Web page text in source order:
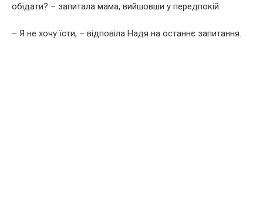
обідати? – запитала мама, вийшовши у передпокій.
– Я не хочу їсти, – відповіла Надя на останнє запитання.